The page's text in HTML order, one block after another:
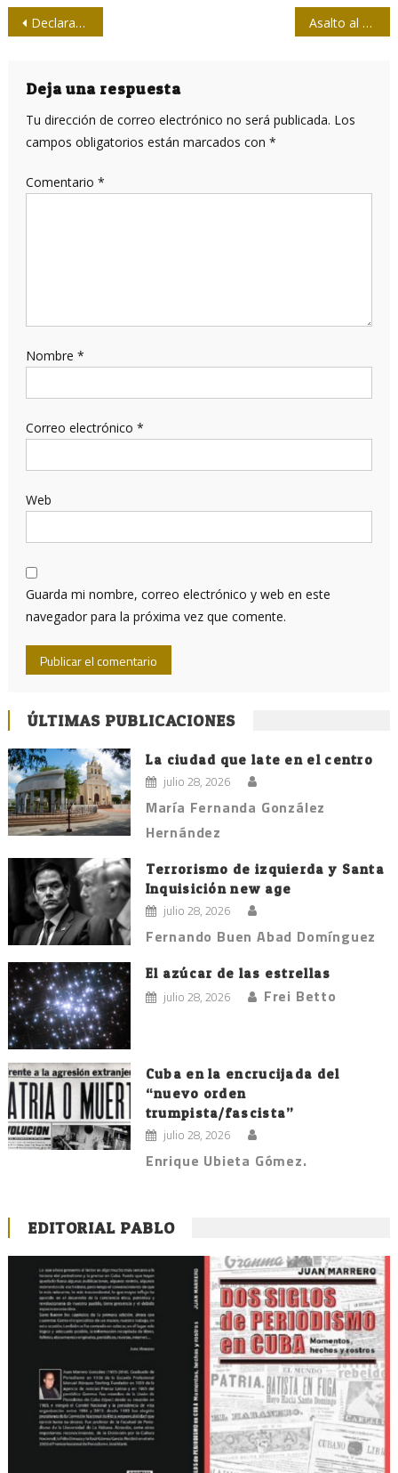
Navegación
entradas
Declaración del Gobierno Revolucionario de Cuba sobre situación en Brasil Asalto al poder en Brasil
Deja una respuesta
Tu dirección de correo electrónico no será publicada. Los
campos obligatorios están marcados con *
Comentario *
Nombre *
Correo electrónico *
Web
Guarda mi nombre, correo electrónico y web en este
navegador para la próxima vez que comente.
ÚLTIMAS PUBLICACIONES
La ciudad que late en el centro
julio 28, 2026
María Fernanda González
Hernández
Terrorismo de izquierda y Santa
Inquisición new age
julio 28, 2026
Fernando Buen Abad Domínguez
El azúcar de las estrellas
julio 28, 2026 Frei Betto
Cuba en la encrucijada del
“nuevo orden
trumpista/fascista”
julio 28, 2026
Enrique Ubieta Gómez.
EDITORIAL PABLO